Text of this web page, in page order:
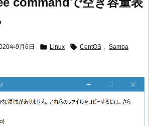
年9月6日  Linux  CentOS , Samba